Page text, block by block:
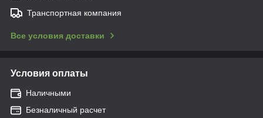
Транспортная компания
Все условия доставки
Условия оплаты
Наличными
Безналичный расчет